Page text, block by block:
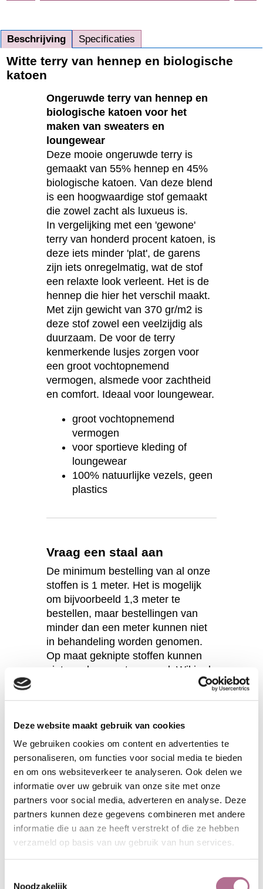
Deze website maakt gebruik van cookies
We gebruiken cookies om content en advertenties te
personaliseren, om functies voor social media te bieden
en om ons websiteverkeer te analyseren. Ook delen we
informatie over uw gebruik van onze site met onze
partners voor social media, adverteren en analyse. Deze
partners kunnen deze gegevens combineren met andere
informatie die u aan ze heeft verstrekt of die ze hebben
verzameld op basis van uw gebruik van hun services.
Noodzakelijk
Beschrijving Specificaties
Witte terry van hennep en biologische
katoen
Ongeruwde terry van hennep en
biologische katoen voor het
maken van sweaters en
loungewear
Deze mooie ongeruwde terry is
gemaakt van 55% hennep en 45%
biologische katoen. Van deze blend
is een hoogwaardige stof gemaakt
die zowel zacht als luxueus is.
In vergelijking met een 'gewone'
terry van honderd procent katoen, is
deze iets minder 'plat', de garens
zijn iets onregelmatig, wat de stof
een relaxte look verleent. Het is de
hennep die hier het verschil maakt.
Met zijn gewicht van 370 gr/m2 is
deze stof zowel een veelzijdig als
duurzaam. De voor de terry
kenmerkende lusjes zorgen voor
een groot vochtopnemend
vermogen, alsmede voor zachtheid
en comfort. Ideaal voor loungewear.
groot vochtopnemend
vermogen
voor sportieve kleding of
loungewear
100% natuurlijke vezels, geen
plastics
Vraag een staal aan
De minimum bestelling van al onze
stoffen is 1 meter. Het is mogelijk
om bijvoorbeeld 1,3 meter te
bestellen, maar bestellingen van
minder dan een meter kunnen niet
in behandeling worden genomen.
Op maat geknipte stoffen kunnen
niet worden geretourneerd. Wil je de
een (gratis) staal aan. Deze stalen
adres te vermelden.
BESTEL EEN STAAL
Productspecificaties
Artikelnummer:ET_H162 offwhite
Breedte: